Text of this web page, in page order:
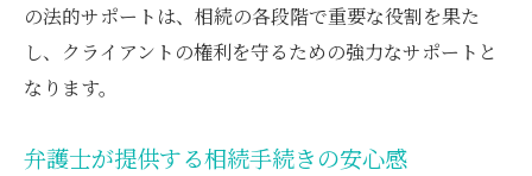
の法的サポートは、相続の各段階で重要な役割を果た
し、クライアントの権利を守るための強力なサポートと
なります。
弁護士が提供する相続手続きの安心感